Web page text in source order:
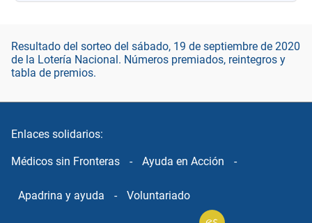
Resultado del sorteo del sábado, 19 de septiembre de 2020
de la Lotería Nacional. Números premiados, reintegros y
tabla de premios.
Enlaces solidarios:
Médicos sin Fronteras - Ayuda en Acción -
Apadrina y ayuda - Voluntariado